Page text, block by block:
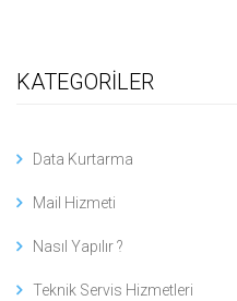
KATEGORİLER
Data Kurtarma
Mail Hizmeti
Nasıl Yapılır ?
Teknik Servis Hizmetleri